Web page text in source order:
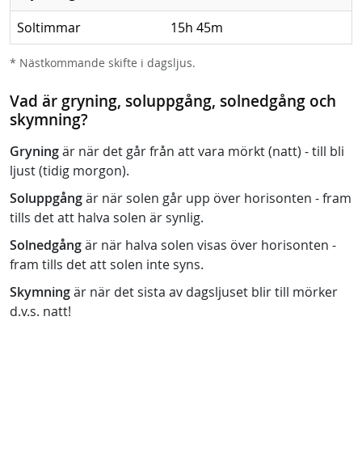
Soltimmar 15h 45m
* Nästkommande skifte i dagsljus.
Vad är gryning, soluppgång, solnedgång och
skymning?
Gryningär när det går från att vara mörkt (natt) - till bli
ljust (tidig morgon).
Soluppgångär när solen går upp över horisonten - fram
tills det att halva solen är synlig.
Solnedgångär när halva solen visas över horisonten -
fram tills det att solen inte syns.
Skymningär när det sista av dagsljuset blir till mörker
d.v.s. natt!